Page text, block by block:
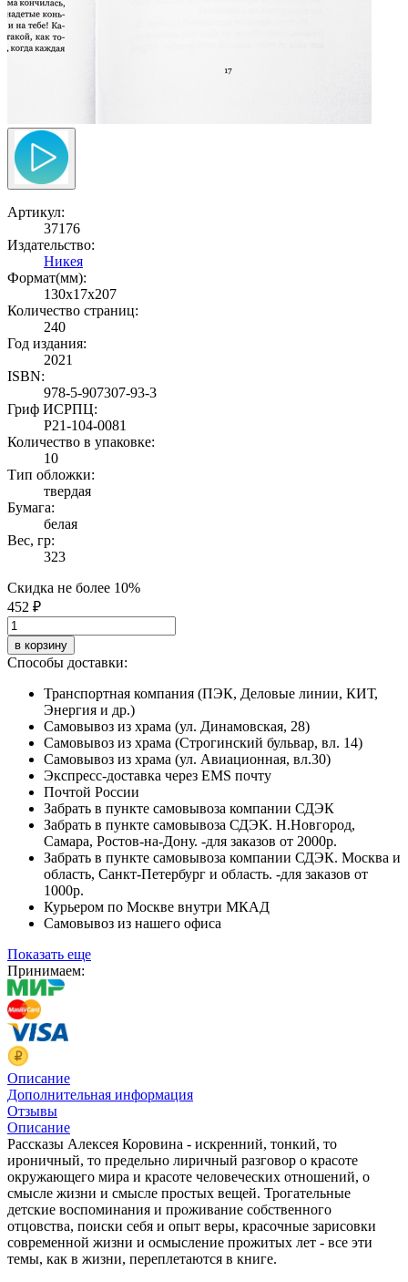
Артикул:
37176
Издательство:
Никея
Формат(мм):
130x17x207
Количество страниц:
240
Год издания:
2021
ISBN:
978-5-907307-93-3
Гриф ИСРПЦ:
Р21-104-0081
Количество в упаковке:
10
Тип обложки:
твердая
Бумага:
белая
Вес, гр:
323
Скидка не более 10%
452 ₽
в корзину
Способы доставки:
Транспортная компания (ПЭК, Деловые линии, КИТ,
Энергия и др.)
Самовывоз из храма (ул. Динамовская, 28)
Самовывоз из храма (Строгинский бульвар, вл. 14)
Самовывоз из храма (ул. Авиационная, вл.30)
Экспресс-доставка через EMS почту
Почтой России
Забрать в пункте самовывоза компании СДЭК
Забрать в пункте самовывоза СДЭК. Н.Новгород,
Самара, Ростов-на-Дону. -для заказов от 2000р.
Забрать в пункте самовывоза компании СДЭК. Москва и
область, Санкт-Петербург и область. -для заказов от
1000р.
Курьером по Москве внутри МКАД
Самовывоз из нашего офиса
Показать еще
Принимаем:
Описание
Дополнительная информация
Отзывы
Описание
Рассказы Алексея Коровина - искренний, тонкий, то
ироничный, то предельно лиричный разговор о красоте
окружающего мира и красоте человеческих отношений, о
смысле жизни и смысле простых вещей. Трогательные
детские воспоминания и проживание собственного
отцовства, поиски себя и опыт веры, красочные зарисовки
современной жизни и осмысление прожитых лет - все эти
темы, как в жизни, переплетаются в книге.